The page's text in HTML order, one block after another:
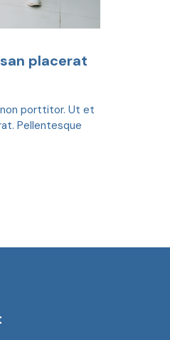
placerat
porttitor. Ut et
Pellentesque